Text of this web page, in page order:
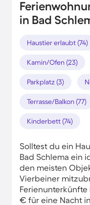
in Bad
Haustier erlaubt (74)
Kamin/Ofen (23)
Parkplatz (3)
Terrasse/Balkon (77)
Kinderbett (74)
Solltest du ein
Bad Schlema ein
den meisten
Vierbeiner
Ferienunterkünfte
€ für eine Nacht